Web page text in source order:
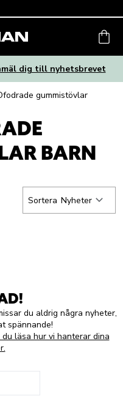
dig till nyhetsbrevet
gummistövlar
BARN
Sortera Nyheter
du aldrig några nyheter,
spännande!
du läsa hur vi hanterar dina